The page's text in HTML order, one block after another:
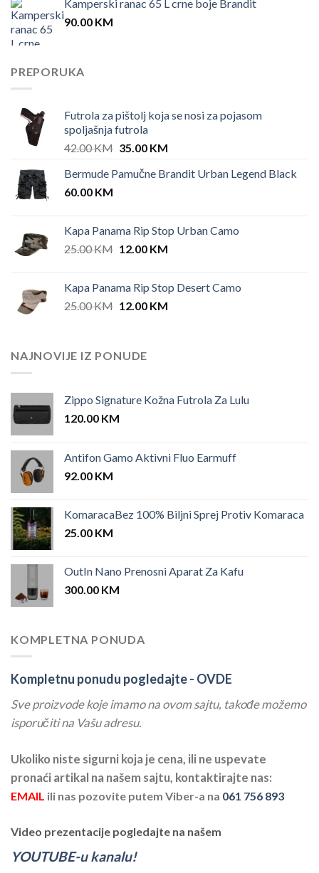
Kamperski ranac 65 L crne boje Brandit
90.00 KM
PREPORUKA
Futrola za pištolj koja se nosi za pojasom
spoljašnja futrola
42.00KM Original
was:
35.00 KMCurrent
is:
Bermude Pamučne Brandit Urban Legend Black
60.00 KM
Kapa Panama Rip Stop Urban Camo
25.00KM Original
25.00 KM.
12.00 KMCurrent
12.00 KM.
Kapa Panama Rip Stop Desert Camo
25.00KM Original
25.00 KM.
12.00 KMCurrent
NAJNOVIJE IZ PONUDE
Zippo Signature Kožna Futrola Za Lulu
120.00 KM
Antifon Gamo Aktivni Fluo Earmuff
92.00 KM
KomaracaBez 100% Biljni Sprej Protiv Komaraca
25.00 KM
OutIn Nano Prenosni Aparat Za Kafu
300.00 KM
KOMPLETNA PONUDA
Kompletnu ponudu pogledajte - OVDE
Sve proizvode koje imamo na ovom sajtu, takođe možemo
isporučiti na Vašu adresu.
Ukoliko niste sigurni koja je cena, ili ne uspevate
pronaći artikal na našem sajtu, kontaktirajte nas:
EMAIL ili nas pozovite putem Viber-a na 061 756 893
Video prezentacije pogledajte na našem
YOUTUBE-u kanalu!